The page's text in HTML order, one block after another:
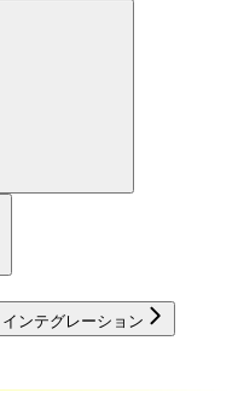
インテグレーション